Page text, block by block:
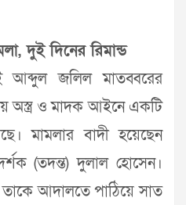
দুই দিনের রিমান্ড
আব্দুল জলিল মাতব্বরের
অস্ত্র ও মাদক আইনে একটি
মামলার বাদী হয়েছেন
(তদন্ত) দুলাল হোসেন।
আদালতে পাঠিয়ে সাত